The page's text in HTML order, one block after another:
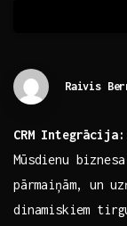
Raivis
CRM
Mūsdienu
⁢pārmaiņām, un⁢
dinamiskiem